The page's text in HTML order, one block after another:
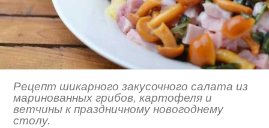
Рецепт шикарного закусочного салата из
маринованных грибов, картофеля и
ветчины к праздничному новогоднему
столу.